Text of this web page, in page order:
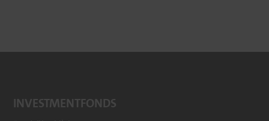
INVESTMENTFONDS